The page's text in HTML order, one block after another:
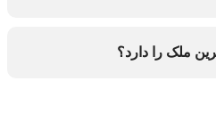
از :آنتالیا، ادانا، ازمیر،
ملک را دارد؟
ترکیه واقع شده است و یکی از
ملک در ترکیه محسوب می